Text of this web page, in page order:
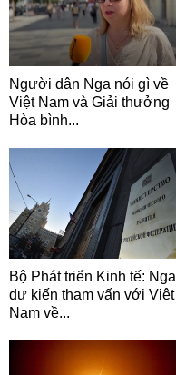
Người dân Nga nói gì về
Việt Nam và Giải thưởng
Hòa bình...
Bộ Phát triển Kinh tế: Nga
dự kiến tham vấn với Việt
Nam về...